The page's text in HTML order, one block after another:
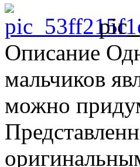
Описание
мальчиков
можно